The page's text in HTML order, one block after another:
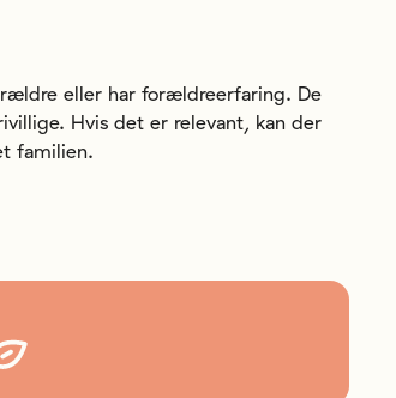
eller har forældreerfaring. De
Hvis det er relevant, kan der
familien.